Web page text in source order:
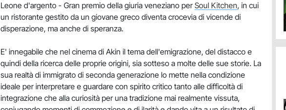
Leone d'argento - Gran premio della giuria veneziano perSoul Kitchen, in cui
un ristorante gestito da un giovane greco diventa crocevia di vicende di
disperazione, ma anche di speranza.
E' innegabile che nel cinema di Akin il tema dell'emigrazione, del distacco e
quindi della ricerca delle proprie origini, sia sotteso a molte delle sue storie. La
sua realtà di immigrato di seconda generazione lo mette nella condizione
ideale per interpretare e guardare con spirito critico tanto alle difficoltà di
integrazione che alla curiosità per una tradizione mai realmente vissuta,